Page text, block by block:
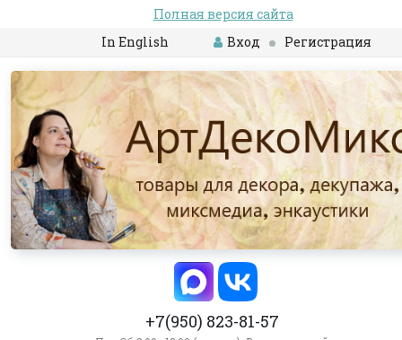
Полная версия сайта
In English
Вход Регистрация
+7(950) 823-81-57